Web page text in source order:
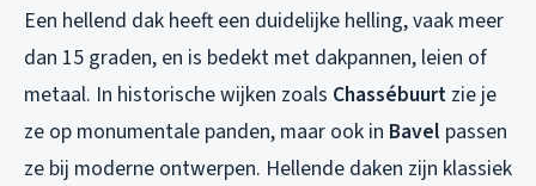
Een hellend dak heeft een duidelijke helling, vaak meer
dan 15 graden, en is bedekt met dakpannen, leien of
metaal. In historische wijken zoals Chassébuurt zie je
ze op monumentale panden, maar ook in Bavel passen
ze bij moderne ontwerpen. Hellende daken zijn klassiek